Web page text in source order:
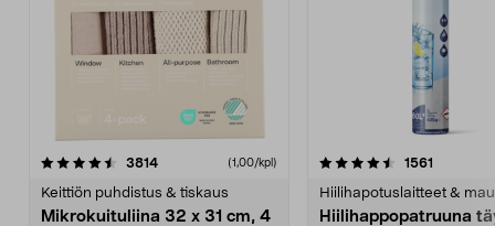
3814arvostelut (1,00/kpl)
Keittiön puhdistus & tiskaus
Mikrokuituliina 32 x 31 cm, 4
4.5viidestä
1561
Hiilihapotuslaitteet &
Hiilihappopatruuna
4.5viidestä